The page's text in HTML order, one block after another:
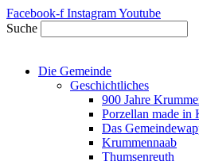
Zum
Inhalt
springen
Facebook-f InstagramYoutube
Suche
Die Gemeinde
Geschichtliches
900 Jahre
Porzellan made in
Das
Krummennaab
Thumsenreuth